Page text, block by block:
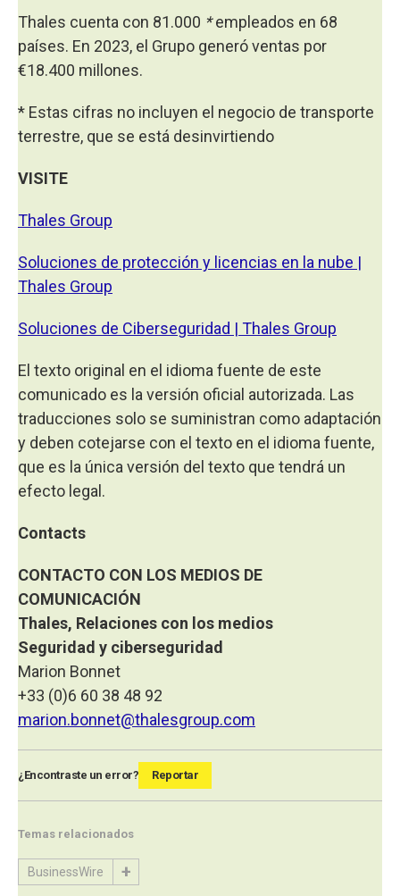
Thales cuenta con 81.000 *empleados en 68
países. En 2023, el Grupo generó ventas por
€18.400 millones.
* Estas cifras no incluyen el negocio de transporte
terrestre, que se está desinvirtiendo
VISITE
Thales Group
Soluciones de protección y licencias en la nube |
Thales Group
Soluciones de Ciberseguridad | Thales Group
El texto original en el idioma fuente de este
comunicado es la versión oficial autorizada. Las
traducciones solo se suministran como adaptación
y deben cotejarse con el texto en el idioma fuente,
que es la única versión del texto que tendrá un
efecto legal.
Contacts
CONTACTO CON LOS MEDIOS DE
COMUNICACIÓN
Thales, Relaciones con los medios
Seguridad y ciberseguridad
Marion Bonnet
+33 (0)6 60 38 48 92
marion.bonnet@thalesgroup.com
¿Encontraste un error? Reportar
Temas relacionados
BusinessWire